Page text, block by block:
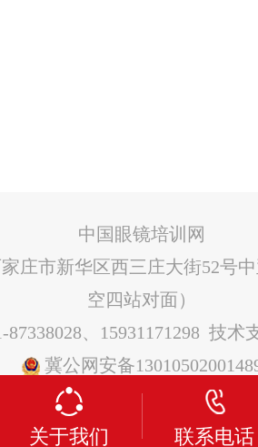
中国眼镜培训网
庄市新华区西三庄大街52号
空四站对面）
87338028、15931171298 技术
冀公网安备
关于我们 联系电话